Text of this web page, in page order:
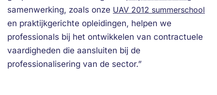
samenwerking, zoals onze UAV 2012 summerschool
en praktijkgerichte opleidingen, helpen we
professionals bij het ontwikkelen van contractuele
vaardigheden die aansluiten bij de
professionalisering van de sector.”